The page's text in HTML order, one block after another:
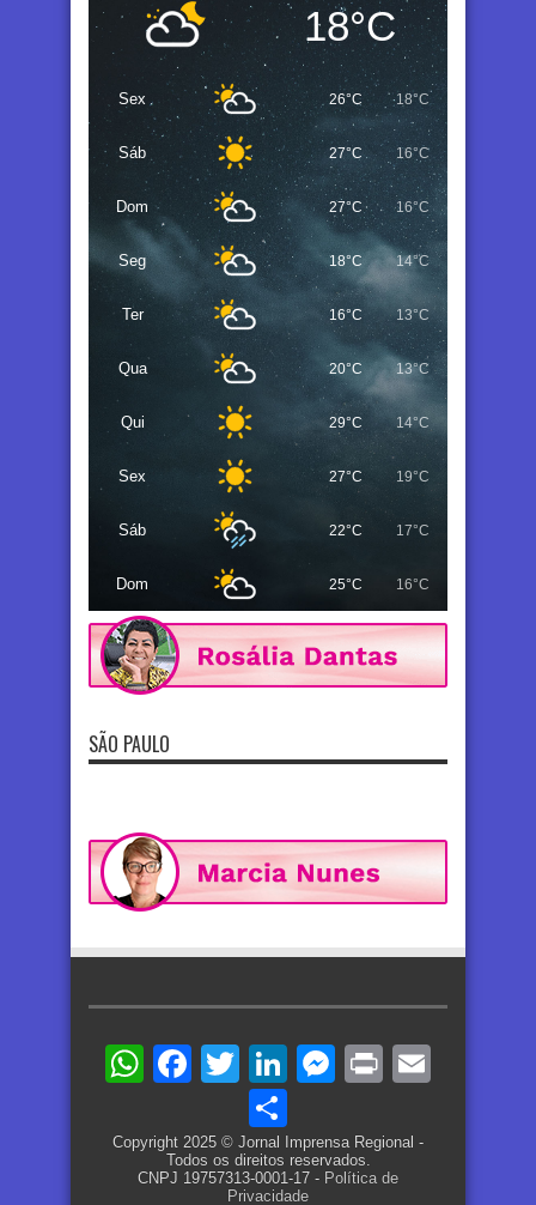
18°C
Sex 26°C 18°C
Sáb 27°C 16°C
Dom 27°C 16°C
Seg 18°C 14°C
Ter 16°C 13°C
Qua 20°C 13°C
Qui 29°C 14°C
Sex 27°C 19°C
Sáb 22°C 17°C
Dom 25°C 16°C
SÃO PAULO
WhatsApp
Facebook
TwitterLinkedIn
Messenger
Print
Copyright 2025 © Jornal Imprensa Regional -
Todos os direitos reservados.
CNPJ 19757313-0001-17 - Política de
Privacidade